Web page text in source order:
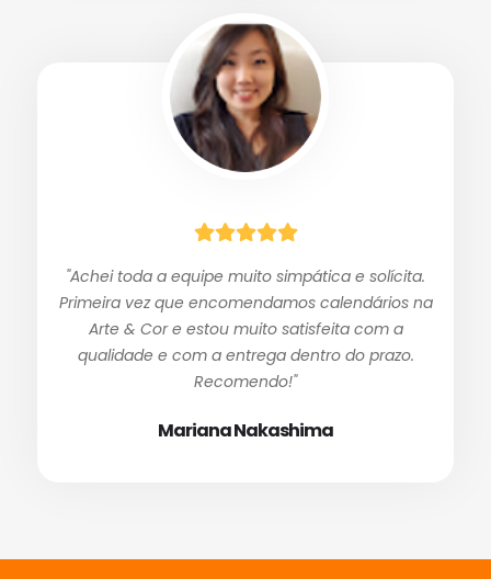
"Achei toda a equipe muito simpática e solícita.
Primeira vez que encomendamos calendários na
Arte & Cor e estou muito satisfeita com a
qualidade e com a entrega dentro do prazo.
Recomendo!"
Mariana Nakashima